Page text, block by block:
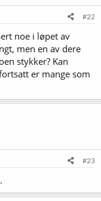
#22
noe i løpet av
men en av dere
stykker? Kan
er mange som
#23